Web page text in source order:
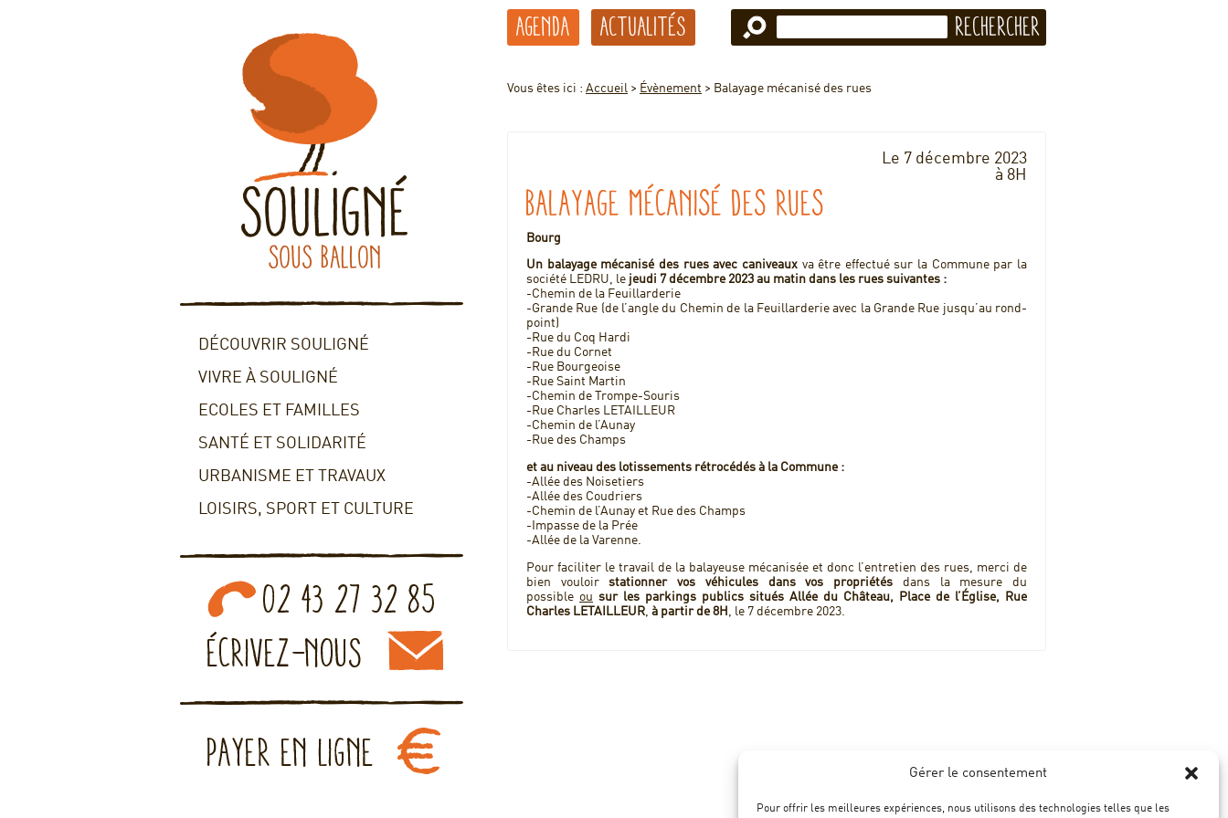
Gérer le consentement
Pour offrir les meilleures expériences, nous utilisons des technologies telles que les
DÉCOUVRIR SOULIGNÉ
VIVRE À SOULIGNÉ
ECOLES ET FAMILLES
SANTÉ ET SOLIDARITÉ
URBANISME ET TRAVAUX
LOISIRS, SPORT ET CULTURE
Agenda Actualités
Vous êtes ici : Accueil > Évènement > Balayage mécanisé des rues
Le 7 décembre 2023
à 8H
Balayage mécanisé des rues
Bourg
Un balayage mécanisé des rues avec caniveauxva être effectué sur la Commune par la
société LEDRU, le jeudi 7 décembre 2023 au matin dans les rues suivantes :
-Chemin de la Feuillarderie
-Grande Rue (de l’angle du Chemin de la Feuillarderie avec la Grande Rue jusqu’au rond-
point)
-Rue du Coq Hardi
-Rue du Cornet
-Rue Bourgeoise
-Rue Saint Martin
-Chemin de Trompe-Souris
-Rue Charles LETAILLEUR
-Chemin de l’Aunay
-Rue des Champs
et au niveau des lotissements rétrocédés à la Commune :
-Allée des Noisetiers
-Allée des Coudriers
-Chemin de l’Aunay et Rue des Champs
-Impasse de la Prée
-Allée de la Varenne.
Pour faciliter le travail de la balayeuse mécanisée et donc l’entretien des rues, merci de
bien vouloirstationner vos véhicules dans vos propriétés dans la mesure du
possible ou sur les parkings publics situés Allée du Château, Place de l’Église, Rue
Charles LETAILLEUR, à partir de 8H , le 7 décembre 2023.